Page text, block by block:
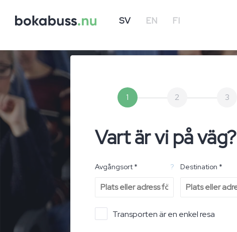
SV EN FI
1 2 3
Vart är vi på väg?
Avgångsort * ? Destination *
Transporten är en enkel resa